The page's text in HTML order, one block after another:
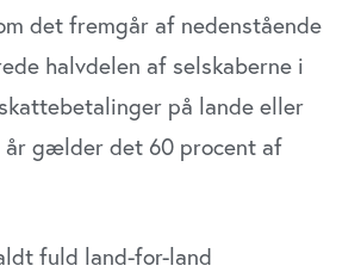
det fremgår af nedenstående
halvdelen af selskaberne i
på lande eller
år gælder det 60 procent af
fuld land-for-land